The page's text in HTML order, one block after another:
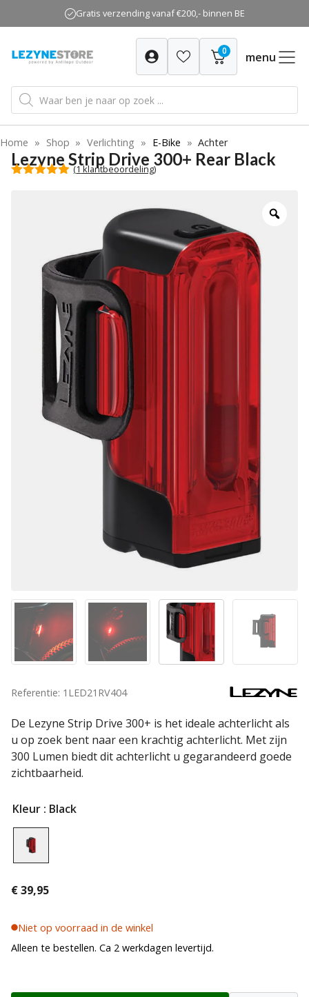
naar
inhoud
Gratis verzending vanaf €200,- binnen BE
0 menu
Producten
zoeken
Home » Shop » Verlichting » E-Bike » Achter
Lezyne Strip Drive 300+ Rear Black
(1klantbeoordeling)
Referentie: 1LED21RV404
De Lezyne Strip Drive 300+ is het ideale achterlicht als
u op zoek bent naar een krachtig achterlicht. Met zijn
300 Lumen biedt dit achterlicht u gegarandeerd goede
zichtbaarheid.
Kleur : Black
€39,95
Niet op voorraad in de winkel
Alleen te bestellen. Ca 2 werkdagen levertijd.